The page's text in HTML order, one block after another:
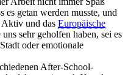
es getan werden musste, und
und das Europäische
sehr geholfen haben, sei es
oder emotionale
After-School-